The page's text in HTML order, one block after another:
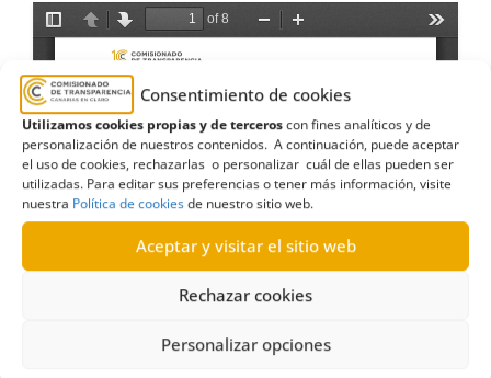
Consentimiento de cookies
Utilizamos cookies propias y de terceroscon fines analíticos y de
personalización de nuestros contenidos. A continuación, puede aceptar
el uso de cookies, rechazarlas o personalizar cuál de ellas pueden ser
utilizadas. Para editar sus preferencias o tener más información, visite
nuestra Política de cookiesde nuestro sitio web.
Aceptar y visitar el sitio web
Rechazar cookies
Personalizar opciones